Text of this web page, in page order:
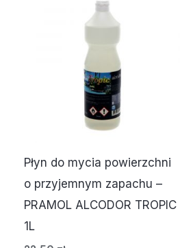
Płyn do mycia powierzchni
o przyjemnym zapachu –
PRAMOL ALCODOR TROPIC
1L